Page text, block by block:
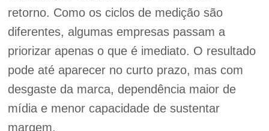
retorno. Como os ciclos de medição são
diferentes, algumas empresas passam a
priorizar apenas o que é imediato. O resultado
pode até aparecer no curto prazo, mas com
desgaste da marca, dependência maior de
mídia e menor capacidade de sustentar
margem.